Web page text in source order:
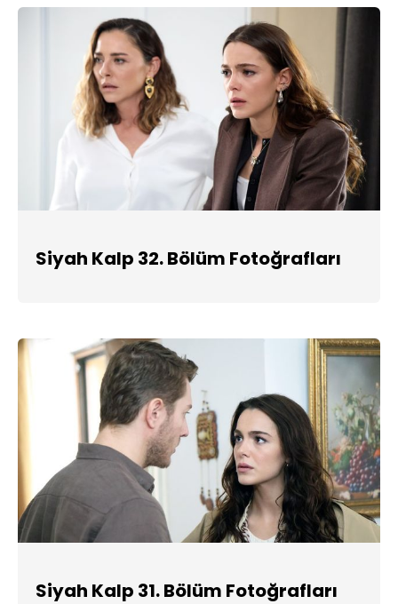
Siyah Kalp 32. Bölüm Fotoğrafları
Siyah Kalp 31. Bölüm Fotoğrafları